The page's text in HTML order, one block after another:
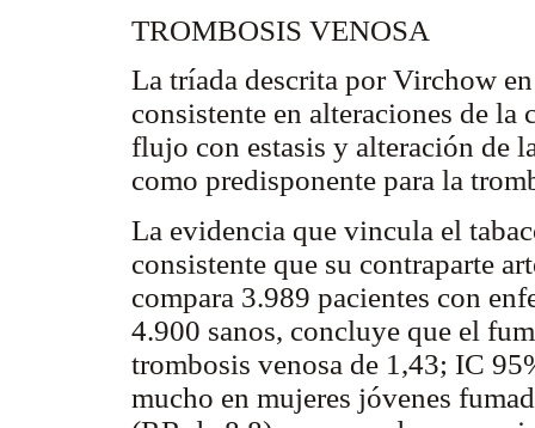
TROMBOSIS VENOSA
La tríada descrita por Virchow
consistente en alteraciones de la
flujo con estasis y alteración de
como predisponente para la
La evidencia que vincula el
consistente que su contraparte
compara 3.989 pacientes con
4.900 sanos, concluye que el
trombosis venosa de 1,43; IC
mucho en mujeres jóvenes